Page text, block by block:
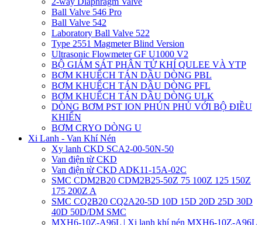
Ball Valve 546 Pro
Ball Valve 542
Laboratory Ball Valve 522
Type 2551 Magmeter Blind Version
Ultrasonic Flowmeter GF U1000 V2
BỘ GIÁM SÁT PHÂN TỬ KHÍ QULEE VÀ YTP
BƠM KHUẾCH TÁN DẦU DÒNG PBL
BƠM KHUẾCH TÁN DẦU DÒNG PFL
BƠM KHUẾCH TÁN DẦU DÒNG ULK
DÒNG BƠM PST ION PHÚN PHỦ VỚI BỘ ĐIỀU
KHIỂN
BƠM CRYO DÒNG U
Xi Lanh - Van Khí Nén
Xy lanh CKD SCA2-00-50N-50
Van điện từ CKD
Van điện từ CKD ADK11-15A-02C
SMC CDM2B20 CDM2B25-50Z 75 100Z 125 150Z
175 200Z A
SMC CQ2B20 CQ2A20-5D 10D 15D 20D 25D 30D
40D 50D/DM SMC
MXH6-10Z-A96L | Xi lanh khí nén MXH6-10Z-A96L